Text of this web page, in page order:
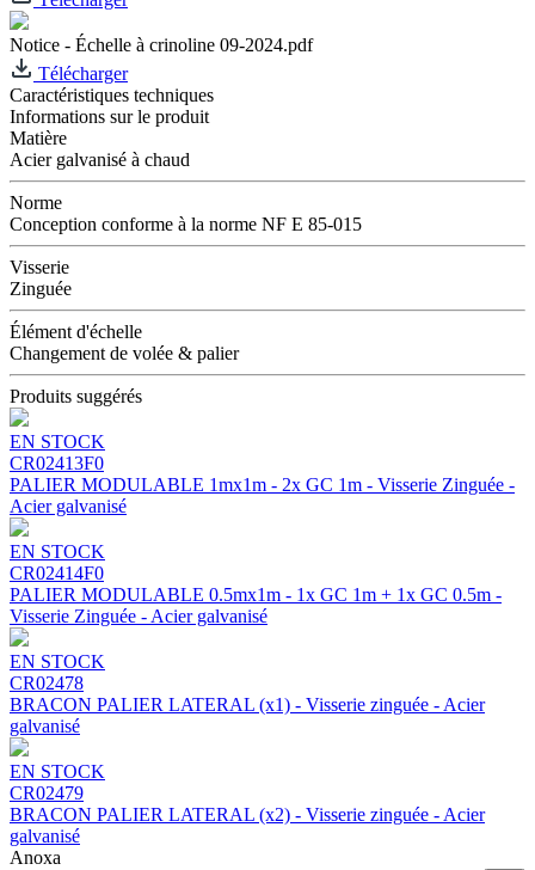
Notice - Échelle à crinoline 09-2024.pdf
Télécharger
Caractéristiques techniques
Informations sur le produit
Matière
Acier galvanisé à chaud
Norme
Conception conforme à la norme NF E 85-015
Visserie
Zinguée
Élément d'échelle
Changement de volée & palier
Produits suggérés
EN STOCK
CR02413F0
PALIER MODULABLE 1mx1m - 2x GC 1m - Visserie Zinguée -
Acier galvanisé
EN STOCK
CR02414F0
PALIER MODULABLE 0.5mx1m - 1x GC 1m + 1x GC 0.5m -
Visserie Zinguée - Acier galvanisé
EN STOCK
CR02478
BRACON PALIER LATERAL (x1) - Visserie zinguée - Acier
galvanisé
EN STOCK
CR02479
BRACON PALIER LATERAL (x2) - Visserie zinguée - Acier
galvanisé
Anoxa